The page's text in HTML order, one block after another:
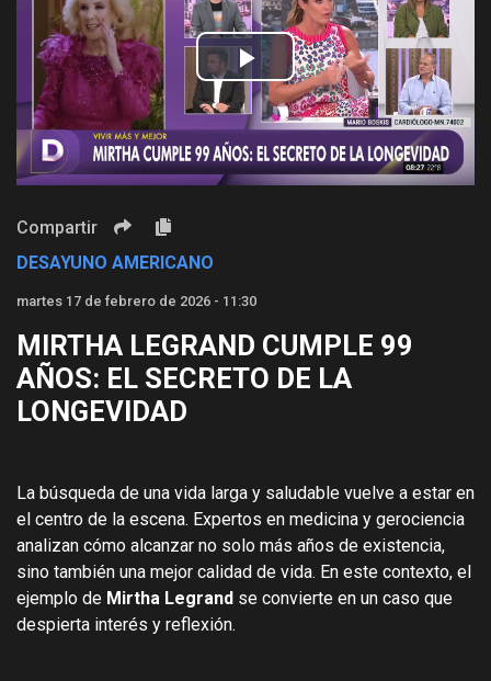
Play
Video
Compartir
DESAYUNO AMERICANO
martes 17 de febrero de 2026 - 11:30
MIRTHA LEGRAND CUMPLE 99
AÑOS: EL SECRETO DE LA
LONGEVIDAD
La búsqueda de una vida larga y saludable vuelve a estar en
el centro de la escena. Expertos en medicina y gerociencia
analizan cómo alcanzar no solo más años de existencia,
sino también una mejor calidad de vida. En este contexto, el
ejemplo de Mirtha Legrand se convierte en un caso que
despierta interés y reflexión.